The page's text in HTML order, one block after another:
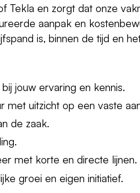
Tekla en zorgt dat onze
aanpak en
is, binnen de tijd en
jouw ervaring en kennis.
met uitzicht op een vaste
de zaak.
met korte en directe lijnen.
groei en eigen initiatief.